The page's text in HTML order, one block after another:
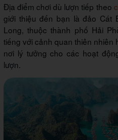
Địa điểm chơi dù lượn tiếp theo
giới thiệu đến bạn là đảo Cát
Long, thuộc thành phố Hải
tiếng với cảnh quan thiên
nơi lý tưởng cho các hoạt
lượn.